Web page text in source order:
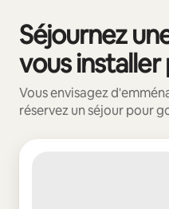
Séjournez
vous installer
Vous envisagez
réservez un séjour pour
0 sur 0 élément visible